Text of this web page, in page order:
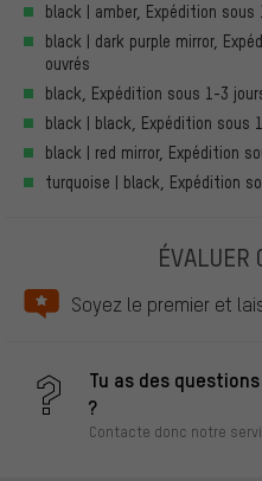
black | amber, Expédition sous
black | dark purple mirror,
ouvrés
black, Expédition sous 1-3
black | black, Expédition sous
black | red mirror, Expédition
turquoise | black, Expédition
ÉVALUER
Soyez le premier et
Tu as des
?
Contacte donc notre